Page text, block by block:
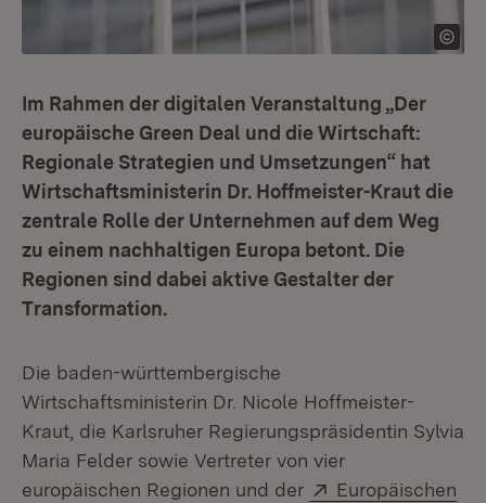
Im Rahmen der digitalen Veranstaltung „Der
europäische Green Deal und die Wirtschaft:
Regionale Strategien und Umsetzungen“ hat
Wirtschaftsministerin Dr. Hoffmeister-Kraut die
zentrale Rolle der Unternehmen auf dem Weg
zu einem nachhaltigen Europa betont. Die
Regionen sind dabei aktive Gestalter der
Transformation.
Die baden-württembergische
Wirtschaftsministerin Dr. Nicole Hoffmeister-
Kraut, die Karlsruher Regierungspräsidentin Sylvia
Maria Felder sowie Vertreter von vier
europäischen Regionen und der
Extern:
Europäischen